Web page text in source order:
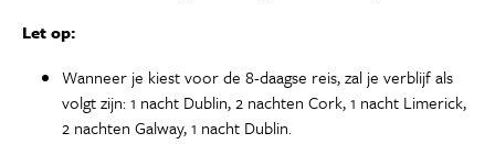
Let op:
Wanneer je kiest voor de 8-daagse reis, zal je verblijf als
volgt zijn: 1 nacht Dublin, 2 nachten Cork, 1 nacht Limerick,
2 nachten Galway, 1 nacht Dublin.